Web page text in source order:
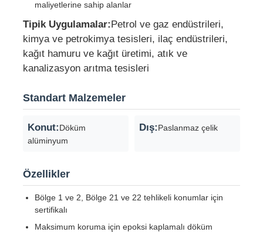
Patlamaya Dayanıklı Kutu
patlamaya dayanıklı anahtar
patlamaya dayanıklı fiş ve priz
maliyetlerine sahip alanlar
Tipik Uygulamalar:Petrol ve gaz endüstrileri,
kimya ve petrokimya tesisleri, ilaç endüstrileri,
kağıt hamuru ve kağıt üretimi, atık ve
kanalizasyon arıtma tesisleri
Standart Malzemeler
Konut:Döküm
alüminyum
Dış:Paslanmaz çelik
Özellikler
Bölge 1 ve 2, Bölge 21 ve 22 tehlikeli konumlar için
sertifikalı
Maksimum koruma için epoksi kaplamalı döküm